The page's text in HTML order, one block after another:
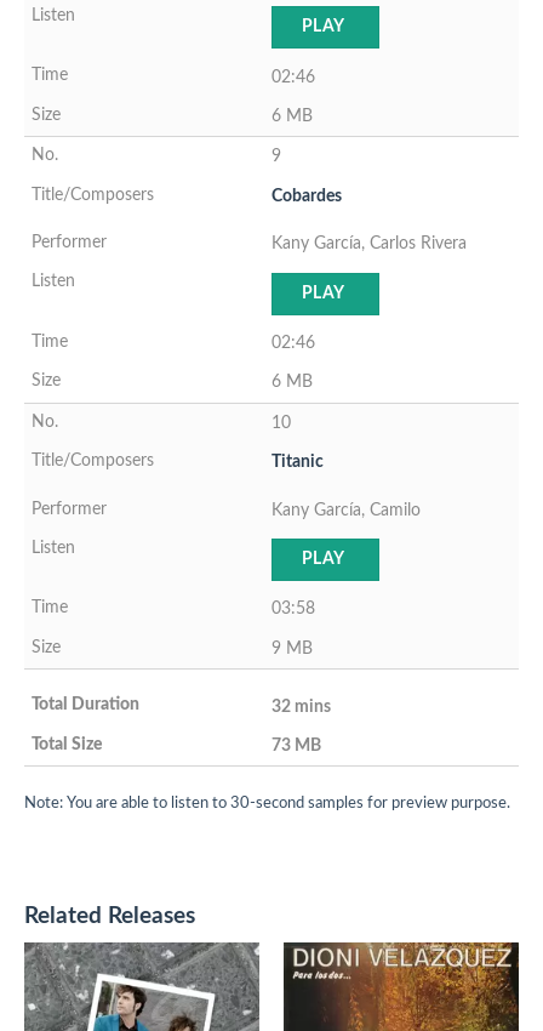
PLAY
02:46
6 MB
9
Cobardes
Kany García, Carlos Rivera
PLAY
02:46
6 MB
10
Titanic
Kany García, Camilo
PLAY
03:58
9 MB
32 mins
73 MB
Note: You are able to listen to 30-second samples for preview purpose.
Related Releases